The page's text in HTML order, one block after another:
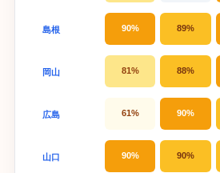
島根 90% 89%
岡山 81% 88%
広島 61% 90%
山口 90% 90%